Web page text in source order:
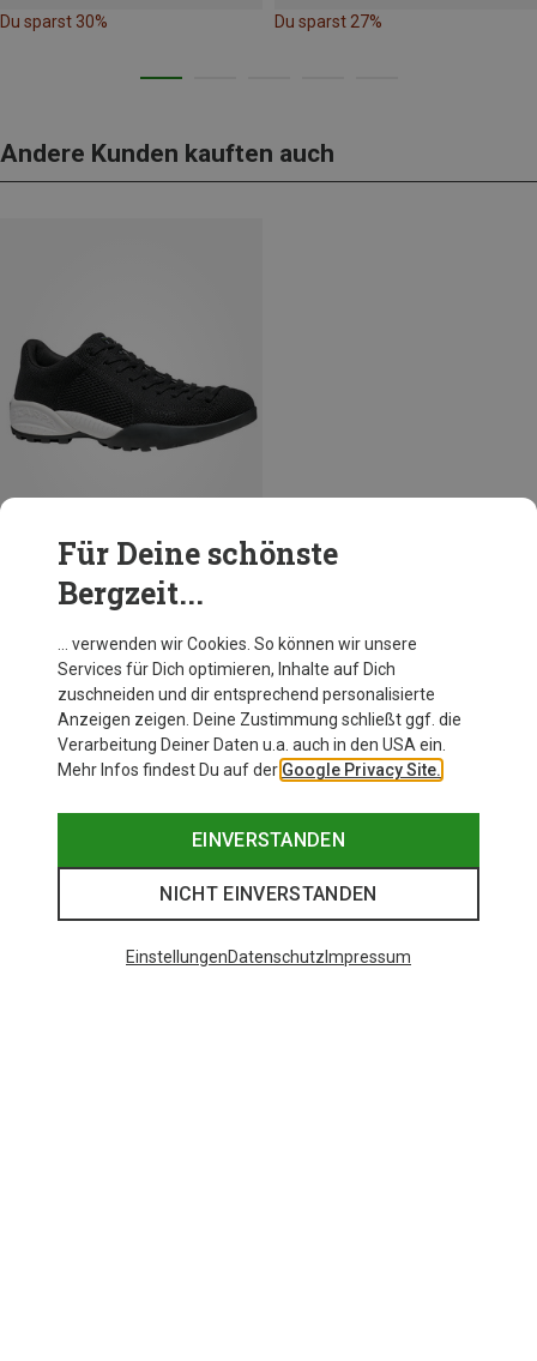
Du sparst 30% Du sparst 27%
Andere Kunden kauften auch
Du sparst 44%
Für Deine schönste
Bergzeit...
… verwenden wir Cookies. So können wir unsere
Services für Dich optimieren, Inhalte auf Dich
zuschneiden und dir entsprechend personalisierte
Anzeigen zeigen. Deine Zustimmung schließt ggf. die
Verarbeitung Deiner Daten u.a. auch in den USA ein.
Mehr Infos findest Du auf der Google Privacy Site.
EINVERSTANDEN
NICHT EINVERSTANDEN
EinstellungenDatenschutz Impressum